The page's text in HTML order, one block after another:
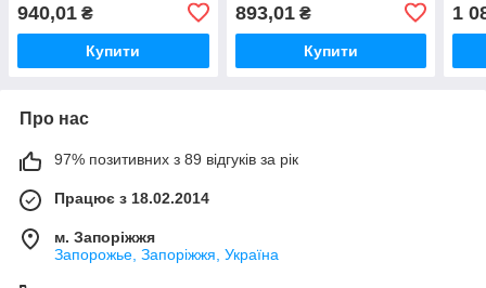
940,01 ₴
Купити
893,01₴
Купити
1
Про нас
97% позитивних з 89 відгуків за рік
Працює з 18.02.2014
м. Запоріжжя
Запорожье, Запоріжжя, Україна